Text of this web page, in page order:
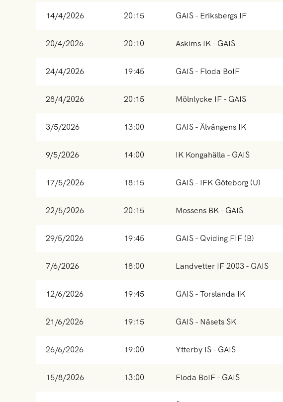
14/4/2026 20:15 GAIS - Eriksbergs IF
20/4/2026 20:10 Askims IK - GAIS
24/4/2026 19:45 GAIS - Floda BoIF
28/4/2026 20:15 Mölnlycke IF - GAIS
3/5/2026 13:00 GAIS - Älvängens IK
9/5/2026 14:00 IK Kongahälla - GAIS
17/5/2026 18:15 GAIS - IFK Göteborg (U)
22/5/2026 20:15 Mossens BK - GAIS
29/5/2026 19:45 GAIS - Qviding FIF (B)
7/6/2026 18:00 Landvetter IF 2003 - GAIS
12/6/2026 19:45 GAIS - Torslanda IK
21/6/2026 19:15 GAIS - Näsets SK
26/6/2026 19:00 Ytterby IS - GAIS
15/8/2026 13:00 Floda BoIF - GAIS